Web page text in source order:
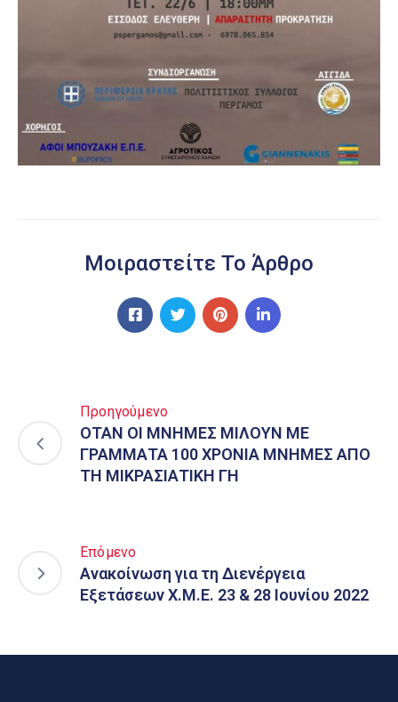
Μοιραστείτε Το Άρθρο
Προηγούμενο
ΟΤΑΝ ΟΙ ΜΝΗΜΕΣ ΜΙΛΟΥΝ ΜΕ
ΓΡΑΜΜΑΤΑ 100 ΧΡΟΝΙΑ ΜΝΗΜΕΣ ΑΠΟ
ΤΗ ΜΙΚΡΑΣΙΑΤΙΚΗ ΓΗ
Επόμενο
Ανακοίνωση για τη Διενέργεια
Εξετάσεων Χ.Μ.Ε. 23 & 28 Ιουνίου 2022